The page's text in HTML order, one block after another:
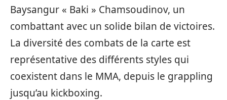
Baysangur « Baki » Chamsoudinov, un
combattant avec un solide bilan de victoires.
La diversité des combats de la carte est
représentative des différents styles qui
coexistent dans le MMA, depuis le grappling
jusqu’au kickboxing.